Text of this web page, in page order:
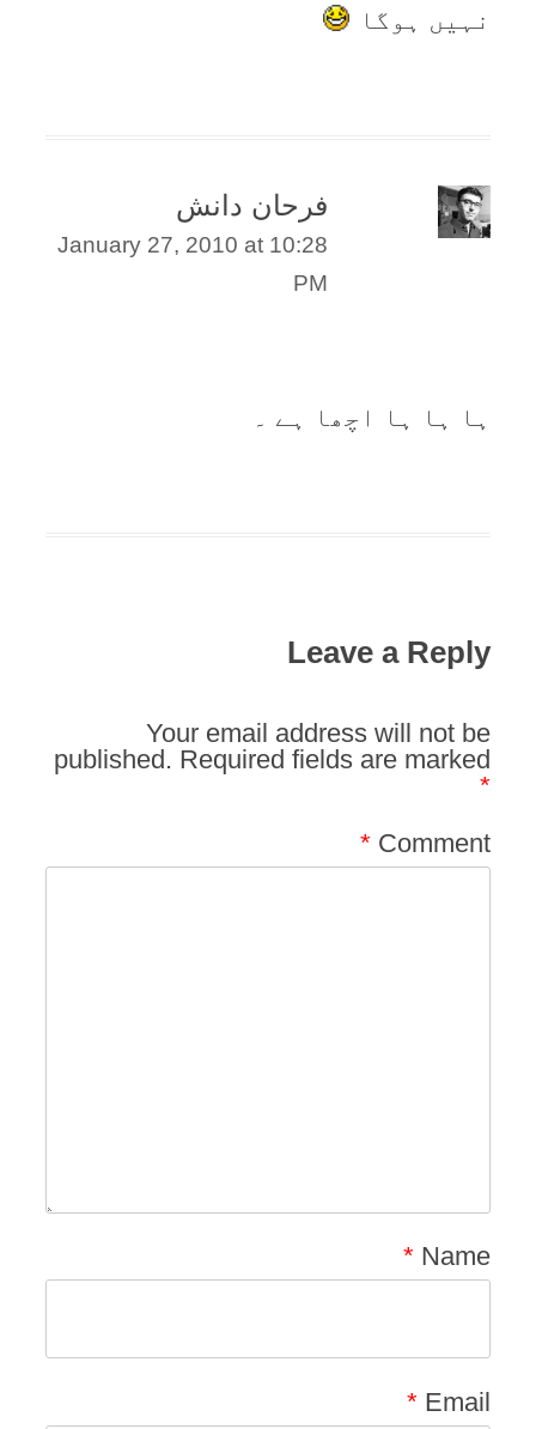
نہیں ہوگا
فرحان دانش
January 27, 2010 at 10:28
PM
ہا ہا ہا اچھا ہے ۔
Leave a Reply
Your email address will not be
published. Required fields are marked
*
Comment
*
Name
*
Email
*